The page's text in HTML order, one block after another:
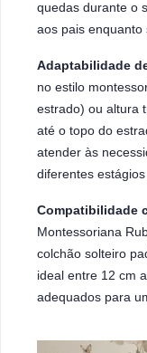
quedas durante o
aos pais enquanto
Adaptabilidade
no estilo
estrado) ou altura
até o topo do
atender às
diferentes
Compatibilidade
Montessoriana
colchão solteiro
ideal entre 12 cm
adequados para